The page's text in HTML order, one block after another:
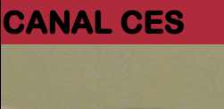
CANAL CES